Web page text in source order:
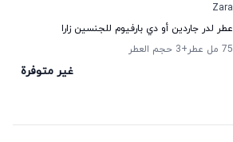
Zara
عطر لدر جاردين أو دي بارفيوم للجنسين زارا
75 مل عطر
+3 حجم العطر
غير متوفرة